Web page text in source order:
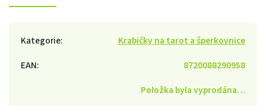
Kategorie:
Krabičky na tarot a šperkovnice
EAN:
8720088290958
Položka byla vyprodána…